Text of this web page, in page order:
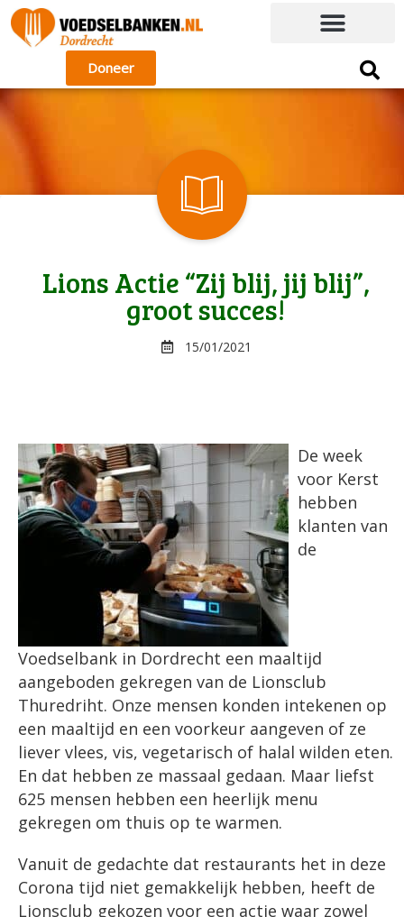
Doneer
Lions Actie “Zij blij, jij blij”,
groot succes!
15/01/2021
De week
voor Kerst
hebben
klanten van
de
Voedselbank in Dordrecht een maaltijd
aangeboden gekregen van de Lionsclub
Thuredriht. Onze mensen konden intekenen op
een maaltijd en een voorkeur aangeven of ze
liever vlees, vis, vegetarisch of halal wilden eten.
En dat hebben ze massaal gedaan. Maar liefst
625 mensen hebben een heerlijk menu
gekregen om thuis op te warmen.
Vanuit de gedachte dat restaurants het in deze
Corona tijd niet gemakkelijk hebben, heeft de
Lionsclub gekozen voor een actie waar zowel